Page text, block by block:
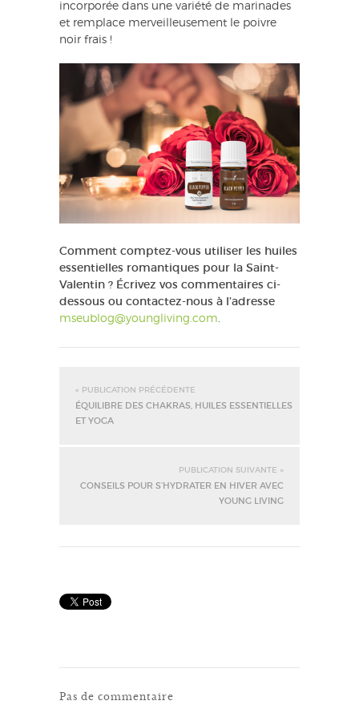
incorporée dans une variété de marinades
et remplace merveilleusement le poivre
noir frais !
Comment comptez-vous utiliser les huiles
essentielles romantiques pour la Saint-
Valentin ? Écrivez vos commentaires ci-
dessous ou contactez-nous à l’adresse
mseublog@youngliving.com.
« PUBLICATION PRÉCÉDENTE
ÉQUILIBRE DES CHAKRAS, HUILES ESSENTIELLES
ET YOGA
PUBLICATION SUIVANTE »
CONSEILS POUR S’HYDRATER EN HIVER AVEC
YOUNG LIVING
Pas de commentaire